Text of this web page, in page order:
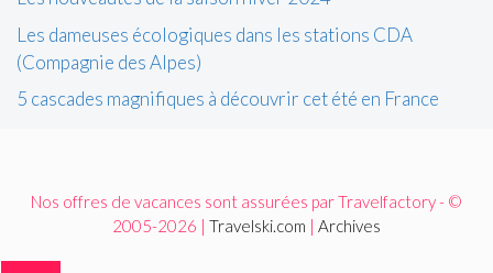
Les dameuses écologiques dans les stations CDA
(Compagnie des Alpes)
5 cascades magnifiques à découvrir cet été en France
Nos offres de vacances sont assurées par Travelfactory - ©
2005-2026 | Travelski.com Archives